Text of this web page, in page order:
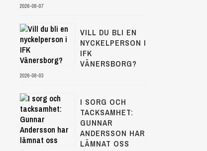
2026-08-07
VILL DU BLI EN
NYCKELPERSON I
IFK
VÄNERSBORG?
2026-08-03
I SORG OCH
TACKSAMHET:
GUNNAR
ANDERSSON HAR
LÄMNAT OSS